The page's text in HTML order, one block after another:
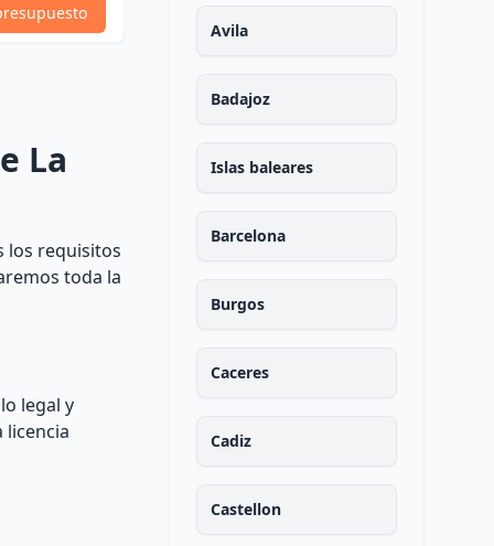
La
los requisitos
toda la
legal y
licencia
Avila
Badajoz
Islas baleares
Barcelona
Burgos
Caceres
Cadiz
Castellon